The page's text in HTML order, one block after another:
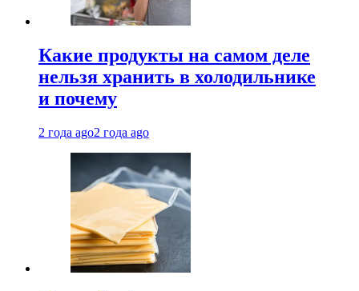
Какие продукты на самом деле
нельзя хранить в холодильнике
и почему
2 года ago2 года ago